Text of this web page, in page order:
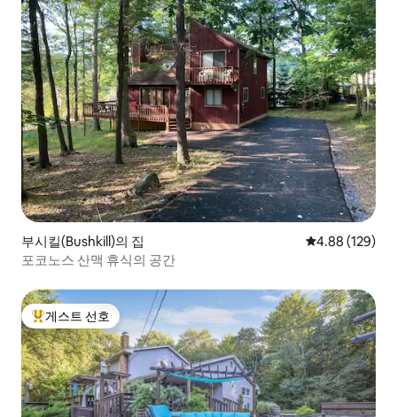
부시킬(Bushkill)의 집 평점 4.88점(5
4.88 (129)
포코노스 산맥 휴식의 공간
상위 게스트 선호
게스트 선호